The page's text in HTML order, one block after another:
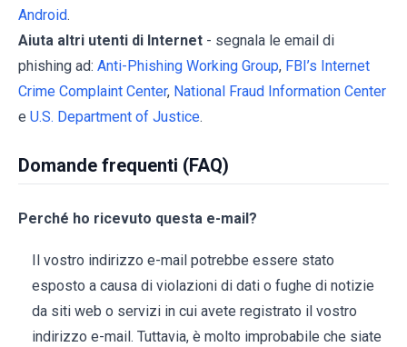
Android.
Aiuta altri utenti di Internet - segnala le email di
phishing ad: Anti-Phishing Working Group, FBI’s Internet
Crime Complaint Center, National Fraud Information Center
e U.S. Department of Justice.
Domande frequenti (FAQ)
Perché ho ricevuto questa e-mail?
Il vostro indirizzo e-mail potrebbe essere stato
esposto a causa di violazioni di dati o fughe di notizie
da siti web o servizi in cui avete registrato il vostro
indirizzo e-mail. Tuttavia, è molto improbabile che siate